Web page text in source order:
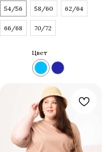
54/56
58/60 62/64
66/68 70/72
Цвет